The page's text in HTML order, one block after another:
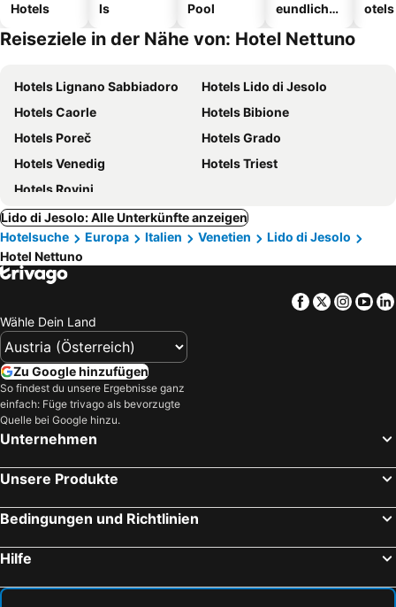
Hotels
ls
Pool
eundliche
otels
Reiseziele in der Nähe von: Hotel Nettuno
Hotels Lignano Sabbiadoro
Hotels Lido di Jesolo
Hotels Caorle
Hotels Bibione
Hotels Poreč
Hotels Grado
Hotels Venedig
Hotels Triest
Hotels Rovinj
Lido di Jesolo: Alle Unterkünfte anzeigen
Hotelsuche
Europa Italien Venetien
Lido di Jesolo
Hotel Nettuno
Facebook
Twitter
Wähle Dein Land
Zu Google hinzufügen
So findest du unsere Ergebnisse ganz
einfach: Füge trivago als bevorzugte
Quelle bei Google hinzu.
Unternehmen
Unsere Produkte
Bedingungen und Richtlinien
Hilfe